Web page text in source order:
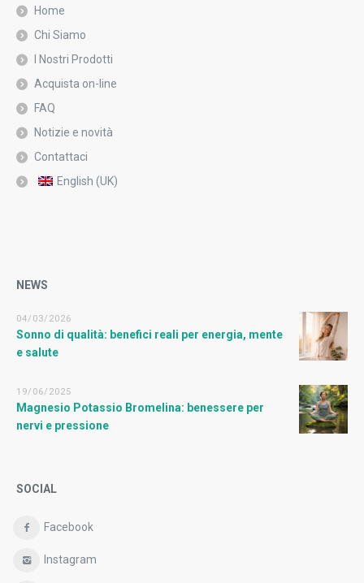
Home
Chi Siamo
I Nostri Prodotti
Acquista on-line
FAQ
Notizie e novità
Contattaci
English (UK)
NEWS
04/03/2026
Sonno di qualità: benefici reali per energia, mente
e salute
19/06/2025
Magnesio Potassio Bromelina: benessere per
nervi e pressione
SOCIAL
Facebook
Instagram